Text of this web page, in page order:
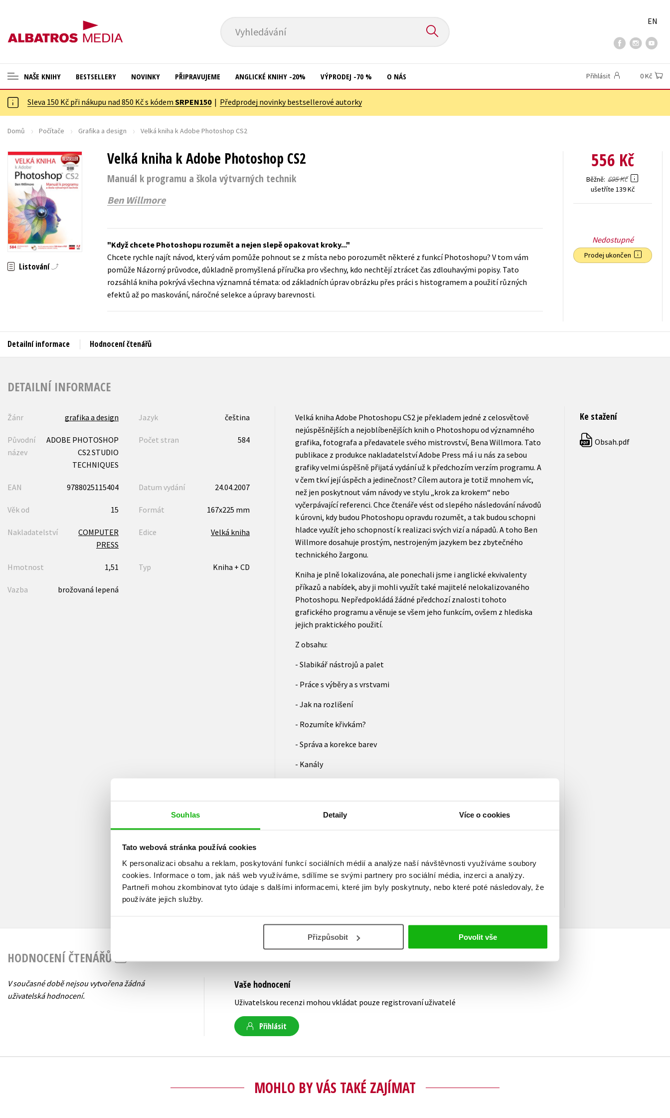
Souhlas Detaily Více o cookies
Tato webová stránka používá cookies
K personalizaci obsahu a reklam, poskytování funkcí sociálních médií a analýze naší návštěvnosti využíváme soubory
cookies. Informace o tom, jak náš web využíváme, sdílíme se svými partnery pro sociální média, inzerci a analýzy.
Partneři mohou zkombinovat tyto údaje s dalšími informacemi, které jim byly poskytnuty, nebo které poté následovaly, že
používáte jejich služby.
Přizpůsobit Povolit vše
Vyhledávání
EN
NAŠE KNIHY
ANGLICKÉ KNIHY -20 %
VÝPRODEJ -70 %
ASTERIX S DÁRKEM
🎁DÁRKOVÉ PUBLIKACE
✉️ DÁRKOVÉ POUKAZY
Auto - moto
Beletrie pro děti
Beletrie pro dospělé
Cestování
Dárkové publikace
Digitální fotografie
Esoterika a duchovní svět
Historie a military
Jazyky
Kalendáře
Kariéra a osobní rozvoj
Komiks
New Adult
Populárně - naučná pro dospělé
Populárně - naučné pro děti
Předškoláci
Příroda a zahrada
Zahraniční literatura
Zdraví a životní styl
Všechny tituly
BESTSELLERY NOVINKY PŘIPRAVUJEME ANGLICKÉ KNIHY -20% VÝPRODEJ -70 % O NÁS Přihlásit 0 Kč
Sleva 150 Kč při nákupu nad 850 Kč s kódem SRPEN150| Předprodej novinky bestsellerové autorky
Domů Počítače Grafika a design Velká kniha k Adobe Photoshop CS2
Velká kniha k Adobe Photoshop CS2
Manuál k programu a škola výtvarných technik
Ben Willmore
Listování
Když chcete Photoshopu rozumět a nejen slepě opakovat kroky...
Chcete rychle najít návod, který vám pomůže pohnout se z místa nebo porozumět některé z funkcí Photoshopu? V tom vám
pomůže Názorný průvodce, důkladně promyšlená příručka pro všechny, kdo nechtějí ztrácet čas zdlouhavými popisy. Tato
rozsáhlá kniha pokrývá všechna významná témata: od základních úprav obrázku přes práci s histogramem a použití různých
efektů až po maskování, náročné selekce a úpravy barevnosti.
556 Kč
Běžně 695 Kč
ušetříte 139 Kč
Nedostupné
Prodej ukončen
Detailní informace Hodnocení čtenářů
DETAILNÍ INFORMACE
Žánr grafika a design Jazyk čeština
Původní
název
ADOBE PHOTOSHOP
CS2 STUDIO
TECHNIQUES
Počet stran 584
EAN 9788025115404 Datum vydání 24.04.2007
Věk od 15 Formát 167x225 mm
Nakladatelství
COMPUTER
PRESS
Edice Velká kniha
Hmotnost 1,51 Typ Kniha + CD
Vazba brožovaná lepená
Velká kniha Adobe Photoshopu CS2 je překladem jedné z celosvětově
nejúspěšnějších a nejoblíbenějších knih o Photoshopu od významného
grafika, fotografa a předavatele svého mistrovství, Bena Willmora. Tato
publikace z produkce nakladatelství Adobe Press má i u nás za sebou
grafiky velmi úspěšně přijatá vydání už k předchozím verzím programu. A
v čem tkví její úspěch a jedinečnost? Cílem autora je totiž mnohem víc,
než jen poskytnout vám návody ve stylu „krok za krokem“ nebo
vyčerpávající referenci. Chce čtenáře vést od slepého následování návodů
k úrovni, kdy budou Photoshopu opravdu rozumět, a tak budou schopni
hladce využít jeho schopností k realizaci svých vizí a nápadů. A toho Ben
Willmore dosahuje prostým, nestrojeným jazykem bez zbytečného
technického žargonu.
Kniha je plně lokalizována, ale ponechali jsme i anglické ekvivalenty
příkazů a nabídek, aby ji mohli využít také majitelé nelokalizovaného
Photoshopu. Nepředpokládá žádné předchozí znalosti tohoto
grafického programu a věnuje se všem jeho funkcím, ovšem z hlediska
jejich praktického použití.
Z obsahu:
- Slabikář nástrojů a palet
- Práce s výběry a s vrstvami
- Jak na rozlišení
- Rozumíte křivkám?
- Správa a korekce barev
- Kanály
- Optimalizace
Na CD naleznete 4 bonusové kapitoly v rozsahu téměř 100 stran a
Ke stažení
PDF Obsah.pdf
HODNOCENÍ ČTENÁŘŮ
V současné době nejsou vytvořena žádná
uživatelská hodnocení.
Vaše hodnocení
Uživatelskou recenzi mohou vkládat pouze registrovaní uživatelé
Přihlásit
MOHLO BY VÁS TAKÉ ZAJÍMAT